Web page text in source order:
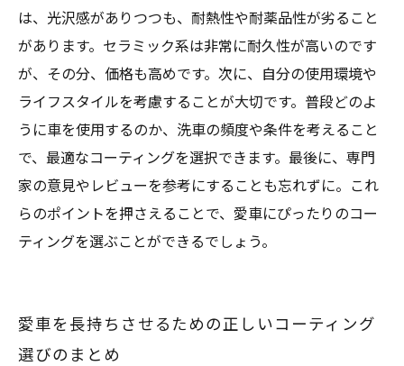
は、光沢感がありつつも、耐熱性や耐薬品性が劣ること
があります。セラミック系は非常に耐久性が高いのです
が、その分、価格も高めです。次に、自分の使用環境や
ライフスタイルを考慮することが大切です。普段どのよ
うに車を使用するのか、洗車の頻度や条件を考えること
で、最適なコーティングを選択できます。最後に、専門
家の意見やレビューを参考にすることも忘れずに。これ
らのポイントを押さえることで、愛車にぴったりのコー
ティングを選ぶことができるでしょう。
愛車を長持ちさせるための正しいコーティング
選びのまとめ